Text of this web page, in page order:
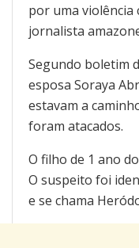
por uma violência
jornalista
Segundo boletim
esposa Soraya
estavam a
foram atacados.
O filho de 1 ano
O suspeito foi
e se chama